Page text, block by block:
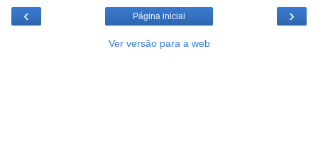
‹ ›
Página inicial
Ver versão para a web